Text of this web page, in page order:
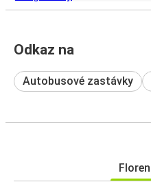
Odkaz na
Autobusové zastávky